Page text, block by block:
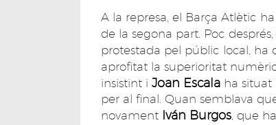
A la represa, el Barça Atlètic
de la segona part. Poc
protestada pel públic local, ha
aprofitat la superioritat
insistint i Joan Escala ha situat
per al final. Quan semblava
novament Iván Burgos , que